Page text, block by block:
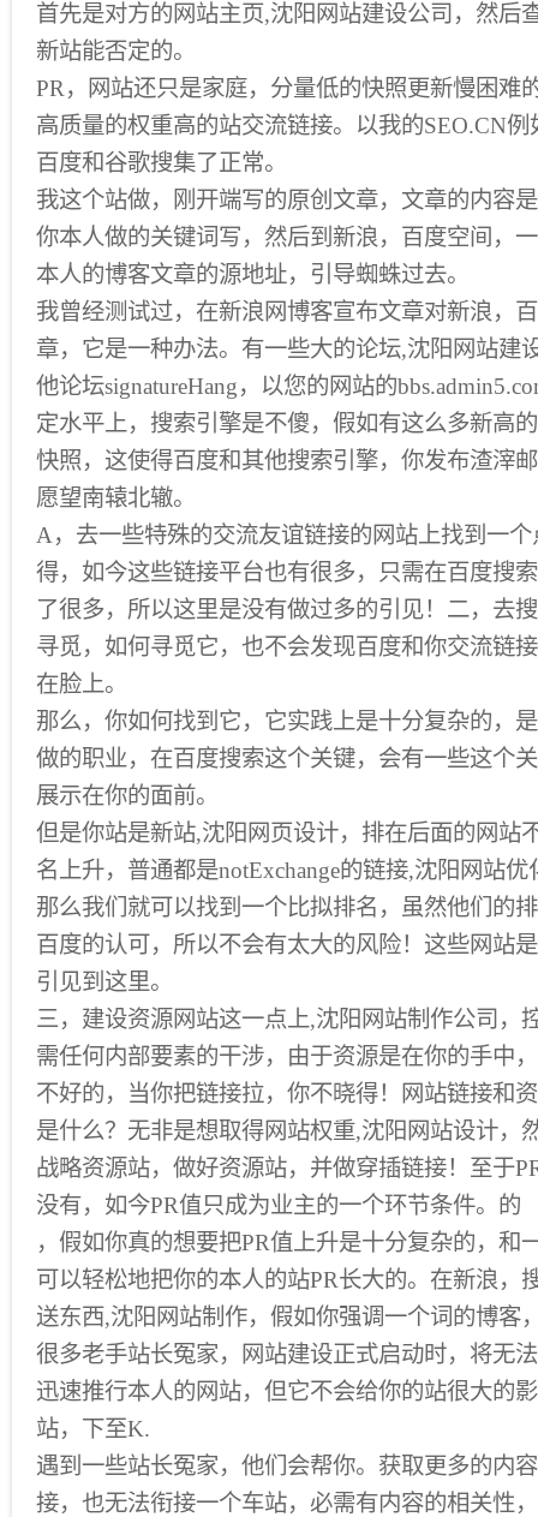
首先是对方的网站主页,沈阳网站建设公司，然后
新站能否定的。
PR，网站还只是家庭，分量低的快照更新慢困难
高质量的权重高的站交流链接。以我的SEO.CN
百度和谷歌搜集了正常。
我这个站做，刚开端写的原创文章，文章的内容
你本人做的关键词写，然后到新浪，百度空间，
本人的博客文章的源地址，引导蜘蛛过去。
我曾经测试过，在新浪网博客宣布文章对新浪，
章，它是一种办法。有一些大的论坛,沈阳网站建
他论坛signatureHang，以您的网站的
定水平上，搜索引擎是不傻，假如有这么多新高
快照，这使得百度和其他搜索引擎，你发布渣滓
愿望南辕北辙。
A，去一些特殊的交流友谊链接的网站上找到一
得，如今这些链接平台也有很多，只需在百度搜
了很多，所以这里是没有做过多的引见！二，去
寻觅，如何寻觅它，也不会发现百度和你交流链
在脸上。
那么，你如何找到它，它实践上是十分复杂的，
做的职业，在百度搜索这个关键，会有一些这个
展示在你的面前。
但是你站是新站,沈阳网页设计，排在后面的网站
名上升，普通都是notExchange的链接,沈阳网站
那么我们就可以找到一个比拟排名，虽然他们的
百度的认可，所以不会有太大的风险！这些网站
引见到这里。
三，建设资源网站这一点上,沈阳网站制作公司，
需任何内部要素的干涉，由于资源是在你的手中
不好的，当你把链接拉，你不晓得！网站链接和
是什么？无非是想取得网站权重,沈阳网站设计，
战略资源站，做好资源站，并做穿插链接！至于
没有，如今PR值只成为业主的一个环节条件。的
，假如你真的想要把PR值上升是十分复杂的，和
可以轻松地把你的本人的站PR长大的。在新浪，
送东西,沈阳网站制作，假如你强调一个词的博客
很多老手站长冤家，网站建设正式启动时，将无
迅速推行本人的网站，但它不会给你的站很大的
站，下至K.
遇到一些站长冤家，他们会帮你。获取更多的内
接，也无法衔接一个车站，必需有内容的相关性